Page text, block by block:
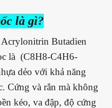
là gì?
Butadien
là (C8H8-C4H6-
dẻo với khả năng
Cứng và rắn mà không
kéo, va đập, độ cứng